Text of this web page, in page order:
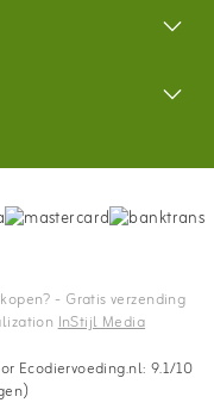
- Gratis verzending
InStijl Media
Ecodiervoeding.nl: 9.1/10